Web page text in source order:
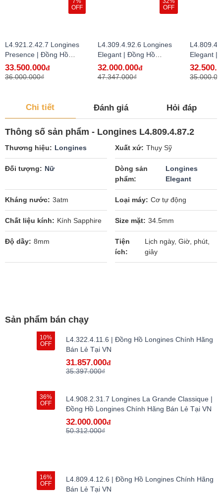
OFF
L4.921.2.42.7 Longines
Presence | Đồng Hồ
Longines Chính Hãng Bán
Lẻ Tại VN
33.500.000đ
36.000.000₫
OFF
L4.309.4.92.6 Longines
Elegant | Đồng Hồ
Longines Chính Hãng Bán
Lẻ Tại VN
32.000.000đ
47.347.000₫
Elegant |
Longines
Lẻ Tại VN
Chi tiết Đánh giá Hỏi đáp
Thông số sản phẩm - Longines L4.809.4.87.2
Thương hiệu Longines Xuất xứ Thụy Sỹ
Đối tượng Nữ
Dòng sản
phẩm
Longines
Elegant
Kháng nước 3atm Loại máy Cơ tự động
Chất liệu kính Kính Sapphire Size mặt 34.5mm
Độ dầy 8mm
Tiện
ích
Lịch ngày, Giờ, phút,
giây
Sản phẩm bán chạy
10%
OFF
L4.322.4.11.6 | Đồng Hồ Longines Chính Hãng
Bán Lẻ Tại VN
31.857.000đ
35.397.000₫
36%
OFF
L4.908.2.31.7 Longines La Grande Classique |
Đồng Hồ Longines Chính Hãng Bán Lẻ Tại VN
32.000.000đ
50.312.000₫
16%
OFF
L4.809.4.12.6 | Đồng Hồ Longines Chính Hãng
Bán Lẻ Tại VN